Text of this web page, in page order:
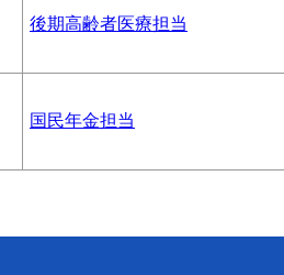
後期高齢者医療担当
国民年金担当